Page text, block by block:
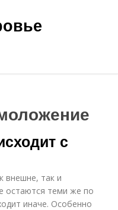
с
внешне, так и
остаются теми же по
иначе. Особенно